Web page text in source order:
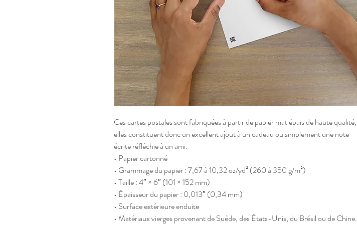
Ces cartes postales sont fabriquées à partir de papier mat épais de haute qualité,
elles constituent donc un excellent ajout à un cadeau ou simplement une note
écrite réfléchie à un ami.
• Papier cartonné
• Grammage du papier : 7,67 à 10,32 oz/yd² (260 à 350 g/m²)
• Taille : 4″ × 6″ (101 × 152 mm)
• Épaisseur du papier : 0,013″ (0,34 mm)
• Surface extérieure enduite
• Matériaux vierges provenant de Suède, des États-Unis, du Brésil ou de Chine.